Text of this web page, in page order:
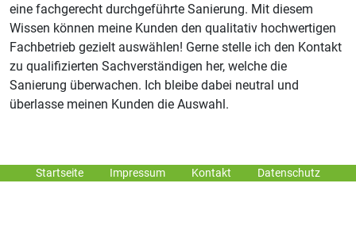
eine fachgerecht durchgeführte Sanierung. Mit diesem
Wissen können meine Kunden den qualitativ hochwertigen
Fachbetrieb gezielt auswählen! Gerne stelle ich den Kontakt
zu qualifizierten Sachverständigen her, welche die
Sanierung überwachen. Ich bleibe dabei neutral und
überlasse meinen Kunden die Auswahl.
Startseite Impressum Kontakt Datenschutz